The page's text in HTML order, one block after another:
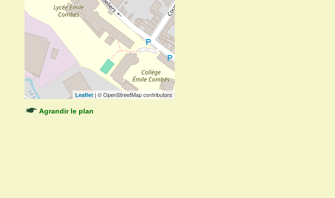
Leaflet | © OpenStreetMap contributors
Agrandir le plan